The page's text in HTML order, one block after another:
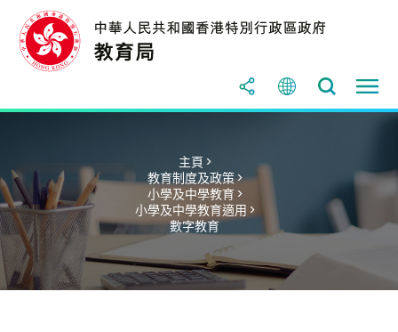
主頁 >
教育制度及政策 >
小學及中學教育 >
小學及中學教育適用 >
數字教育